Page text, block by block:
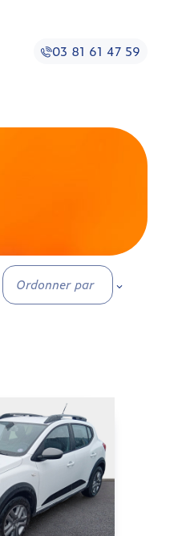
03 81 61 47 59
Ordonner par